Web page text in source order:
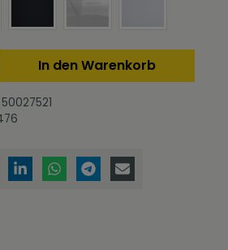
Gib den
In den Warenkorb
50027521